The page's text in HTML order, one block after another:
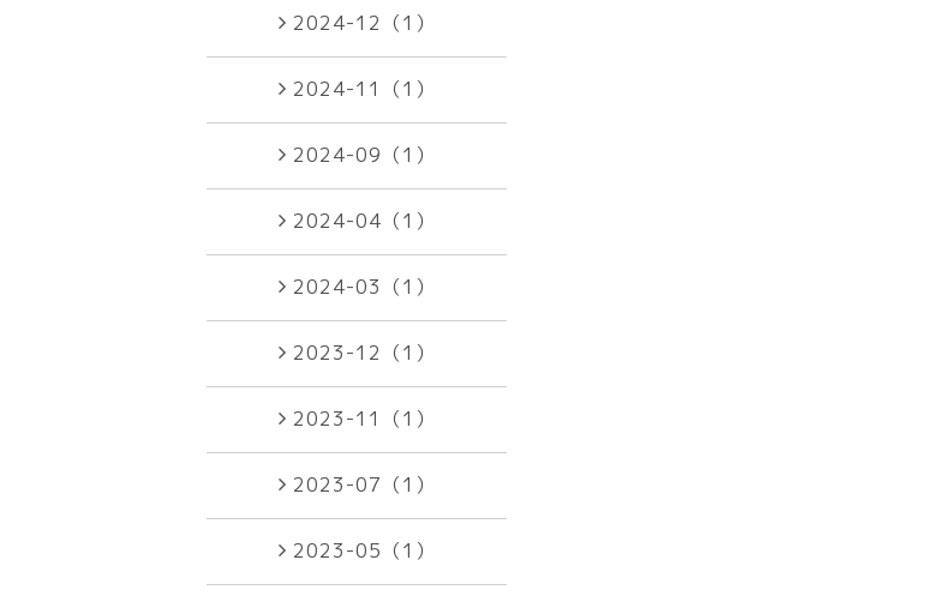
2024-12（1）
2024-11（1）
2024-09（1）
2024-04（1）
2024-03（1）
2023-12（1）
2023-11（1）
2023-07（1）
2023-05（1）